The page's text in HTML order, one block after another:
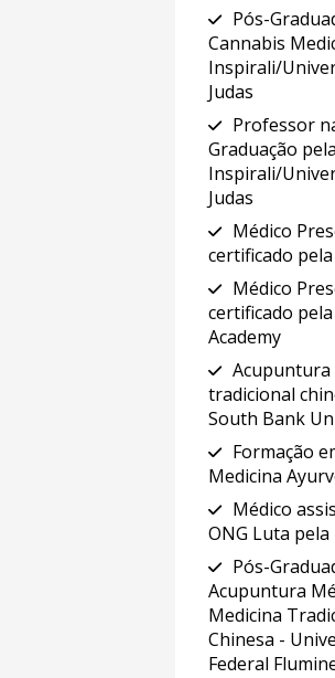
Pós-
Cannabis
Inspirali/
Judas
Professor
Graduação pela
Inspirali/
Judas
Médico
certificado pela
Médico
certificado
Academy
Acupuntura
tradicional
South Bank
Formação
Medicina
Médico
ONG Luta pela
Pós-
Acupuntura
Medicina
Chinesa -
Federal